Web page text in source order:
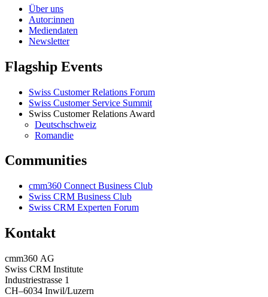
Über uns
Autor:innen
Mediendaten
Newsletter
Flagship Events
Swiss Customer Relations Forum
Swiss Customer Service Summit
Swiss Customer Relations Award
Deutschschweiz
Romandie
Communities
cmm360 Connect Business Club
Swiss CRM Business Club
Swiss CRM Experten Forum
Kontakt
cmm360 AG
Swiss CRM Institute
Industriestrasse 1
CH–6034 Inwil/Luzern